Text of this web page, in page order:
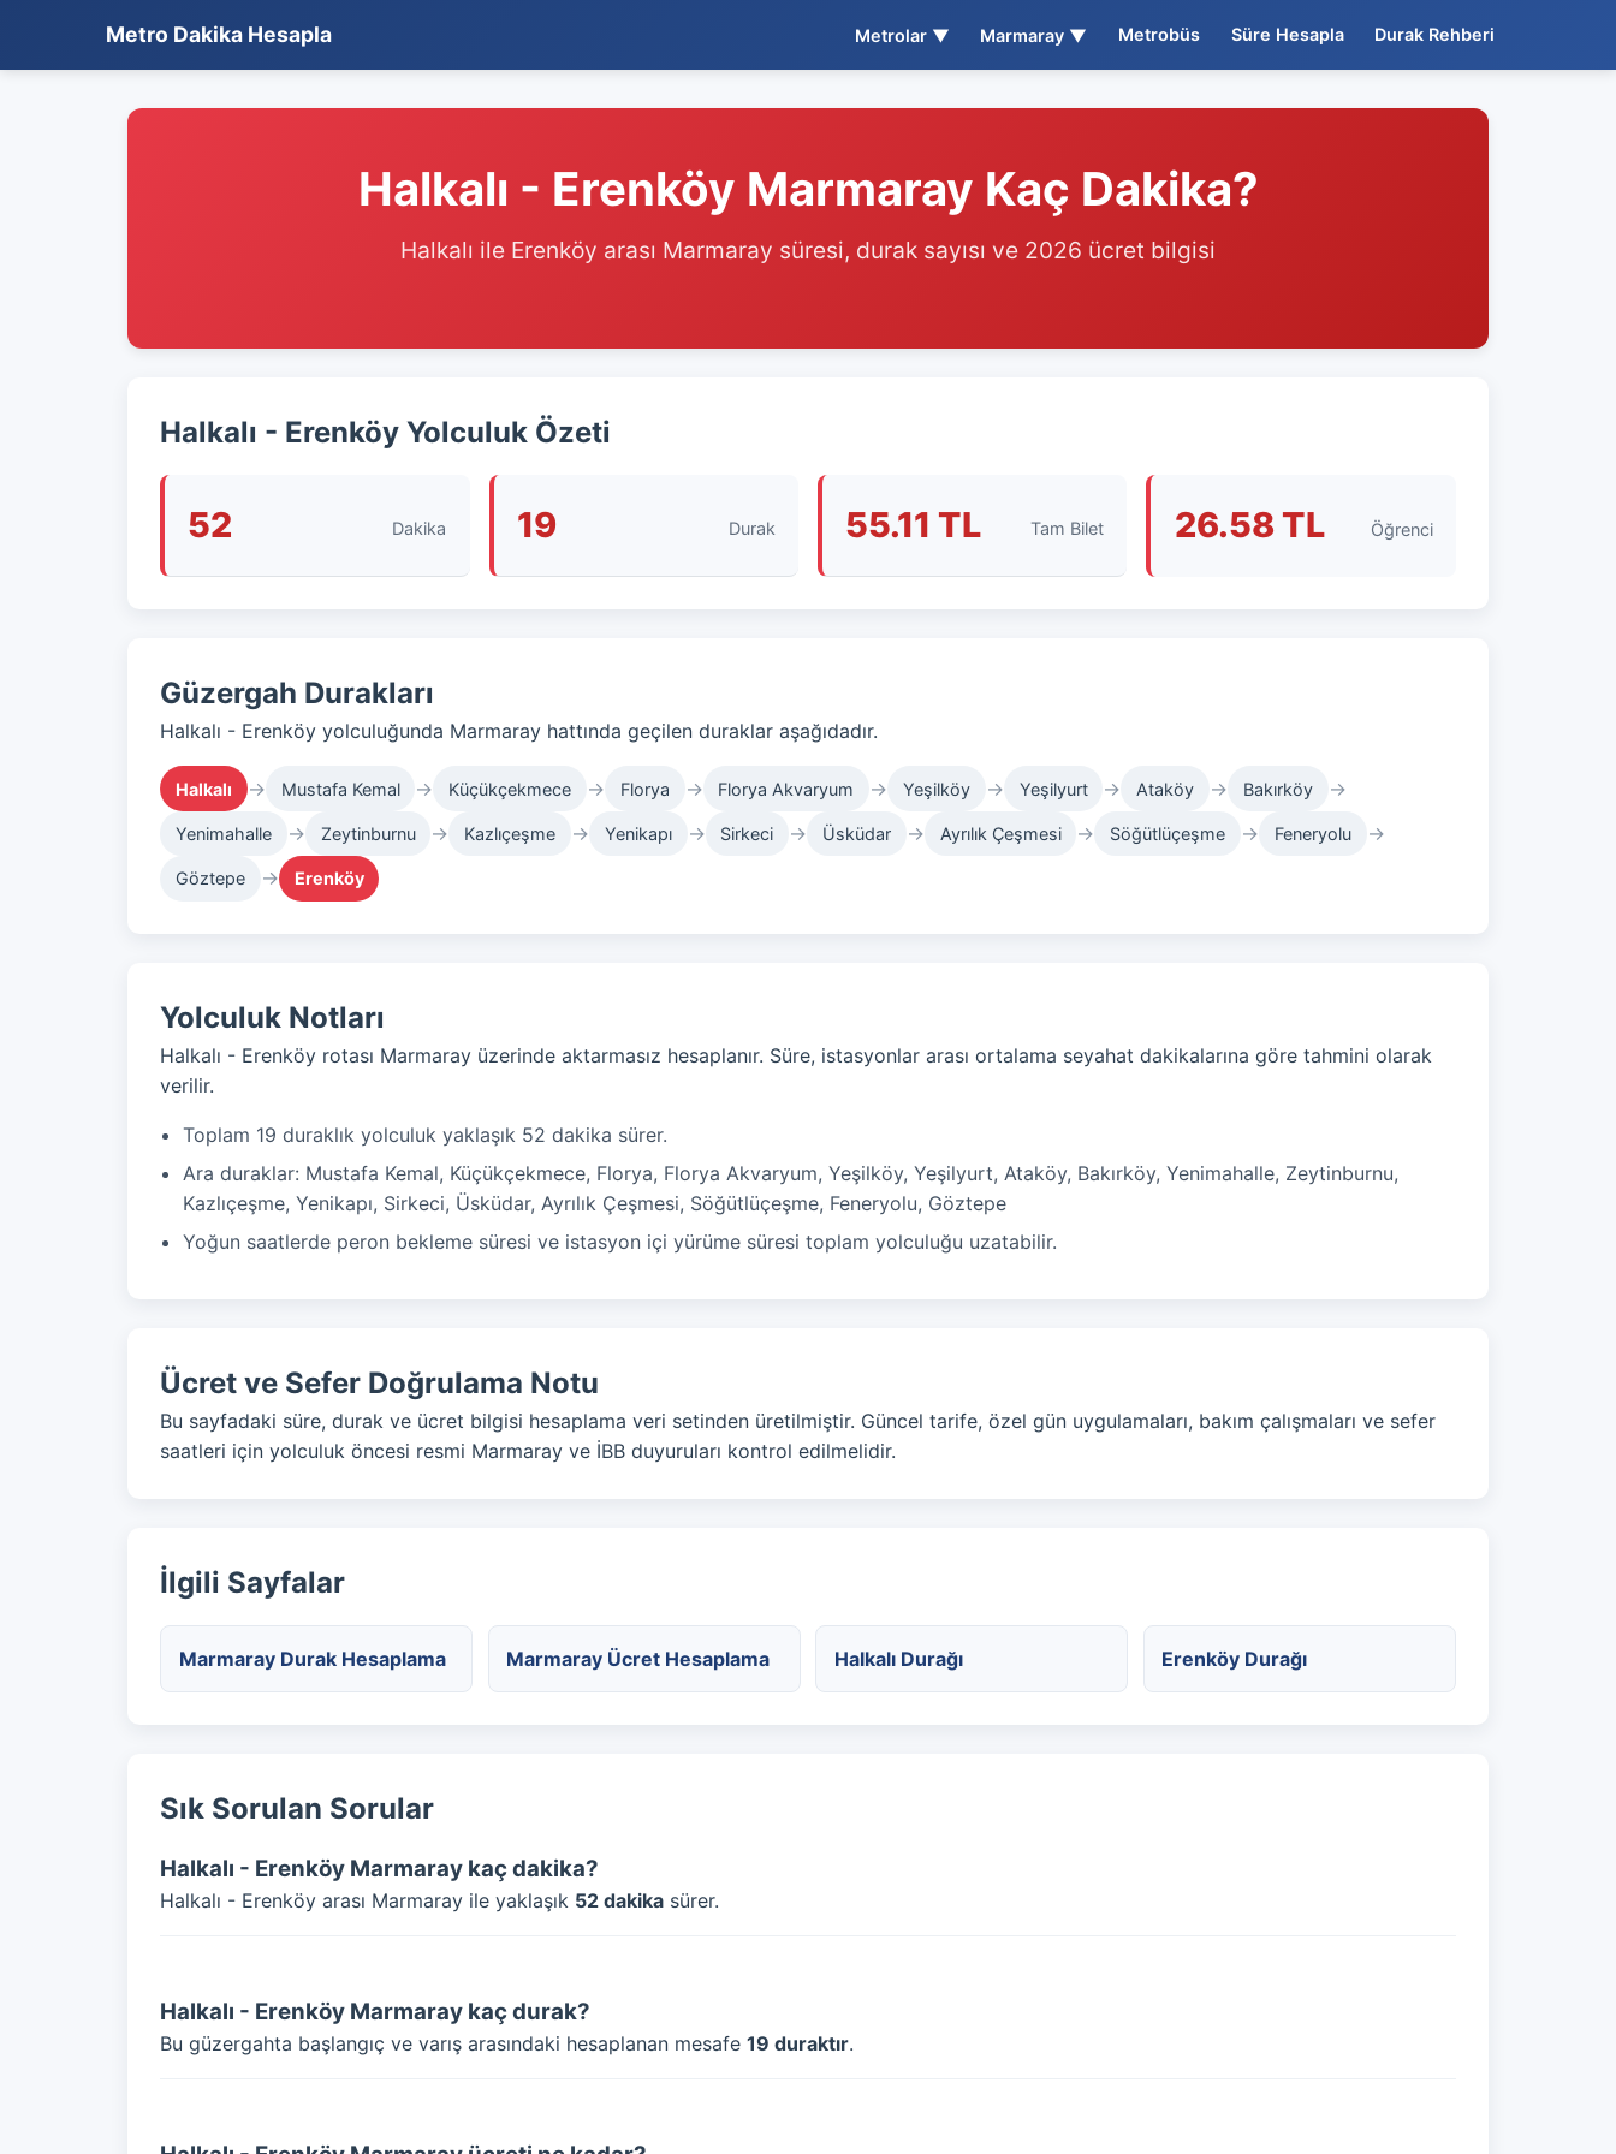
Metro Dakika Hesapla Metrolar ▼ Marmaray ▼ Metrobüs Süre Hesapla Durak Rehberi
Halkalı - Erenköy Marmaray Kaç Dakika?
Halkalı ile Erenköy arası Marmaray süresi, durak sayısı ve 2026 ücret bilgisi
Halkalı - Erenköy Yolculuk Özeti
52 Dakika 19 Durak 55.11 TL Tam Bilet 26.58 TL Öğrenci
Güzergah Durakları
Halkalı - Erenköy yolculuğunda Marmaray hattında geçilen duraklar aşağıdadır.
Halkalı → Mustafa Kemal → Küçükçekmece → Florya → Florya Akvaryum → Yeşilköy → Yeşilyurt → Ataköy → Bakırköy →
Yenimahalle → Zeytinburnu → Kazlıçeşme → Yenikapı → Sirkeci → Üsküdar → Ayrılık Çeşmesi → Söğütlüçeşme → Feneryolu →
Göztepe → Erenköy
Yolculuk Notları
Halkalı - Erenköy rotası Marmaray üzerinde aktarmasız hesaplanır. Süre, istasyonlar arası ortalama seyahat dakikalarına göre tahmini olarak
verilir.
Toplam 19 duraklık yolculuk yaklaşık 52 dakika sürer.
Ara duraklar: Mustafa Kemal, Küçükçekmece, Florya, Florya Akvaryum, Yeşilköy, Yeşilyurt, Ataköy, Bakırköy, Yenimahalle, Zeytinburnu,
Kazlıçeşme, Yenikapı, Sirkeci, Üsküdar, Ayrılık Çeşmesi, Söğütlüçeşme, Feneryolu, Göztepe
Yoğun saatlerde peron bekleme süresi ve istasyon içi yürüme süresi toplam yolculuğu uzatabilir.
Ücret ve Sefer Doğrulama Notu
Bu sayfadaki süre, durak ve ücret bilgisi hesaplama veri setinden üretilmiştir. Güncel tarife, özel gün uygulamaları, bakım çalışmaları ve sefer
saatleri için yolculuk öncesi resmi Marmaray ve İBB duyuruları kontrol edilmelidir.
İlgili Sayfalar
Marmaray Durak Hesaplama Marmaray Ücret Hesaplama Halkalı Durağı Erenköy Durağı
Sık Sorulan Sorular
Halkalı - Erenköy Marmaray kaç dakika?
Halkalı - Erenköy arası Marmaray ile yaklaşık 52 dakika sürer.
Halkalı - Erenköy Marmaray kaç durak?
Bu güzergahta başlangıç ve varış arasındaki hesaplanan mesafe19 duraktır.